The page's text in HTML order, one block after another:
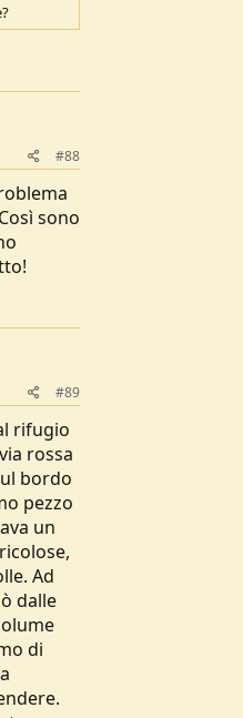
#88
sono
#89
rifugio
rossa
bordo
pezzo
un
Ad
dalle
di